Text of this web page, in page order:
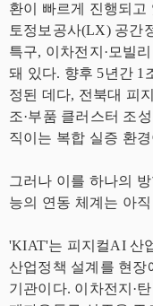
환이 빠르게 진행되고
토정보공사(LX) 공간
특구, 이차전지·모빌
돼 있다. 향후 5년간 1
정된 데다, 전북대 피
조·부품 클러스터 조
직이는 복합 실증 환
그러나 이를 하나의
능의 연동 체계는 아
'KIAT'는 피지컬AI 산
산업정책 설계를 현장
기관이다. 이차전지·